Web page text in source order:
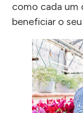
como cada um
beneficiar o